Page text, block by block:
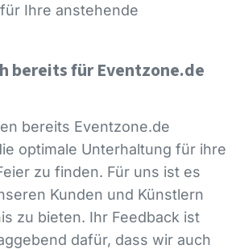
Ihre anstehende
bereits für Eventzone.de
bereits Eventzone.de
optimale Unterhaltung für ihre
zu finden. Für uns ist es
Kunden und Künstlern
zu bieten. Ihr Feedback ist
dafür, dass wir auch